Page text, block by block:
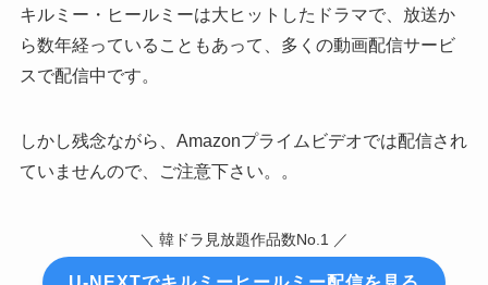
キルミー・ヒールミーは大ヒットしたドラマで、放送か
ら数年経っていることもあって、多くの動画配信サービ
スで配信中です。
しかし残念ながら、Amazonプライムビデオでは配信され
ていませんので、ご注意下さい。。
＼ 韓ドラ見放題作品数No.1 ／